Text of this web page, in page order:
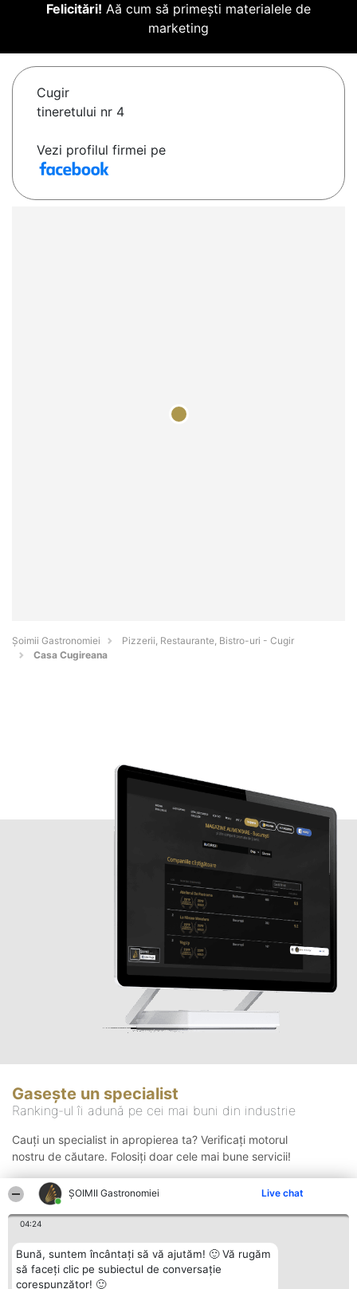
ȘOIMII Gastronomiei Live chat
04:24
Bună, suntem încântați să vă ajutăm! 🙂 Vă rugăm
să faceți clic pe subiectul de conversație
corespunzător! 🙂
Felicitări! Aă cum să primești materialele de
marketing
Cugir
tineretului nr 4
Vezi profilul firmei pe
Șoimii Gastronomiei
Pizzerii, Restaurante, Bistro-uri - Cugir
Casa Cugireana
Gasește un specialist
Ranking-ul îi adună pe cei mai buni din industrie
Cauți un specialist in apropierea ta? Verificați motorul
nostru de căutare. Folosiți doar cele mai bune servicii!